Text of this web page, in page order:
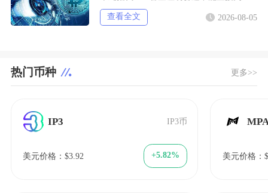
查看全文 2026-08-05
热门币种 更多>>
IP3 IP3币
美元价格：$3.92 +5.82% 美元价格：